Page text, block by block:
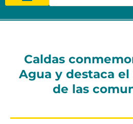
Caldas
Agua y destaca
de las